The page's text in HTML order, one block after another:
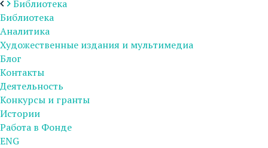
Библиотека
Библиотека
Аналитика
Художественные издания и мультимедиа
Блог
Контакты
Деятельность
Конкурсы и гранты
Истории
Работа в Фонде
ENG